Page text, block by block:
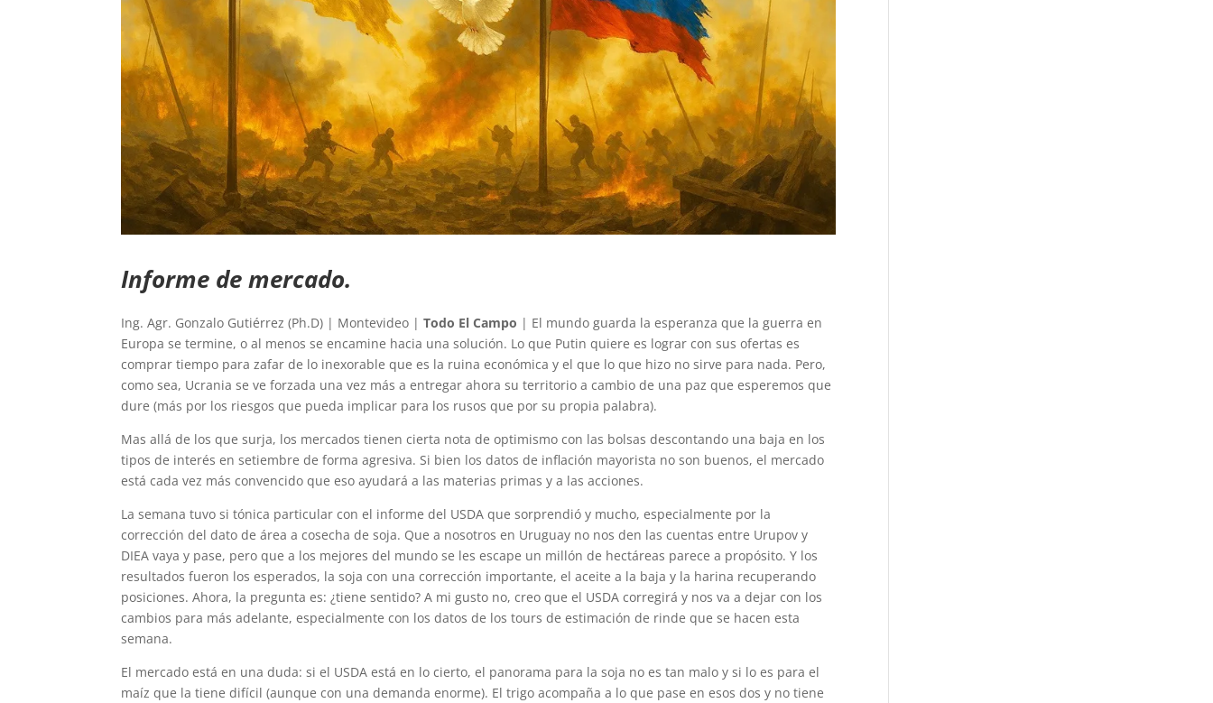
Informe de mercado.
Ing. Agr. Gonzalo Gutiérrez (Ph.D) | Montevideo |Todo El Campo | El mundo guarda la esperanza que la guerra en
Europa se termine, o al menos se encamine hacia una solución. Lo que Putin quiere es lograr con sus ofertas es
comprar tiempo para zafar de lo inexorable que es la ruina económica y el que lo que hizo no sirve para nada. Pero,
como sea, Ucrania se ve forzada una vez más a entregar ahora su territorio a cambio de una paz que esperemos que
dure (más por los riesgos que pueda implicar para los rusos que por su propia palabra).
Mas allá de los que surja, los mercados tienen cierta nota de optimismo con las bolsas descontando una baja en los
tipos de interés en setiembre de forma agresiva. Si bien los datos de inflación mayorista no son buenos, el mercado
está cada vez más convencido que eso ayudará a las materias primas y a las acciones.
La semana tuvo si tónica particular con el informe del USDA que sorprendió y mucho, especialmente por la
corrección del dato de área a cosecha de soja. Que a nosotros en Uruguay no nos den las cuentas entre Urupov y
DIEA vaya y pase, pero que a los mejores del mundo se les escape un millón de hectáreas parece a propósito. Y los
resultados fueron los esperados, la soja con una corrección importante, el aceite a la baja y la harina recuperando
posiciones. Ahora, la pregunta es: ¿tiene sentido? A mi gusto no, creo que el USDA corregirá y nos va a dejar con los
cambios para más adelante, especialmente con los datos de los tours de estimación de rinde que se hacen esta
semana.
El mercado está en una duda: si el USDA está en lo cierto, el panorama para la soja no es tan malo y si lo es para el
maíz que la tiene difícil (aunque con una demanda enorme). El trigo acompaña a lo que pase en esos dos y no tiene